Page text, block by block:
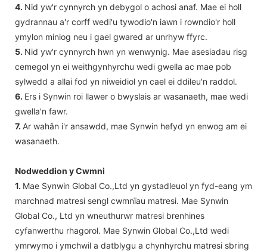
4. Nid yw'r cynnyrch yn debygol o achosi anaf. Mae ei holl
gydrannau a'r corff wedi'u tywodio'n iawn i rowndio'r holl
ymylon miniog neu i gael gwared ar unrhyw ffyrc.
5. Nid yw'r cynnyrch hwn yn wenwynig. Mae asesiadau risg
cemegol yn ei weithgynhyrchu wedi gwella ac mae pob
sylwedd a allai fod yn niweidiol yn cael ei ddileu'n raddol.
6. Ers i Synwin roi llawer o bwyslais ar wasanaeth, mae wedi
gwella'n fawr.
7. Ar wahân i'r ansawdd, mae Synwin hefyd yn enwog am ei
wasanaeth.
Nodweddion y Cwmni
1. Mae Synwin Global Co.,Ltd yn gystadleuol yn fyd-eang ym
marchnad matresi sengl cwmnïau matresi. Mae Synwin
Global Co., Ltd yn wneuthurwr matresi brenhines
cyfanwerthu rhagorol. Mae Synwin Global Co.,Ltd wedi
ymrwymo i ymchwil a datblygu a chynhyrchu matresi sbring